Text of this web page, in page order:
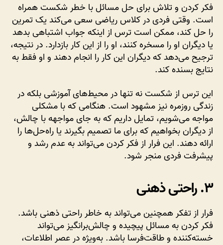
فکر کردن و تلاش برای حل مسائل با خطر شکست همراه
است. وقتی فردی در کلاس ریاضی سعی می‌کند یک تمرین
را حل کند، ممکن است ترس از اینکه جواب اشتباهی بدهد
یا دیگران او را مسخره کنند، او را از این کار بازدارد. در نتیجه،
ترجیح می‌دهد که دیگران این کار را انجام دهند و او فقط به
نتایج بسنده کند.
این ترس از شکست نه تنها در محیط‌های آموزشی بلکه در
زندگی روزمره نیز مشهود است. هنگامی که با مشکلی
مواجه می‌شویم، تمایل داریم که به جای مواجهه با چالش،
از دیگران بخواهیم که برای ما تصمیم بگیرند یا راه‌حل‌ها را
ارائه دهند. این فرار از فکر کردن می‌تواند به عدم رشد و
پیشرفت فردی منجر شود.
۳. راحتی ذهنی
فرار از تفکر همچنین می‌تواند به خاطر راحتی ذهنی باشد.
فکر کردن به مسائل پیچیده و چالش‌برانگیز می‌تواند
خسته‌کننده و طاقت‌فرسا باشد. به‌ویژه در عصر اطلاعات،